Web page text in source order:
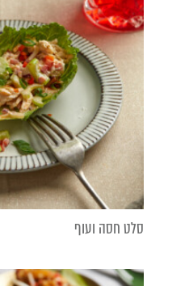
סלט חסה ועוף